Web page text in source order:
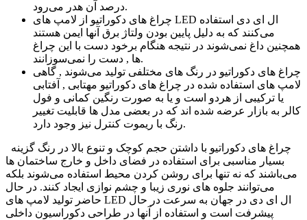
درصد آن هدر می‌رود.
چراغ های دکوراتیو از لامپ های LED ال ای دی استفاده
می‌کنند که به دلیل پایین بودن ولتاژ برق آنها ایمن هستند
همچنین داغ نمی‌شوند در نتیجه هنگام برخود دست با این چراغ
ها , دست را نمی‌سوزانند.
چراغ های دکوراتیو در رنگ های مختلفی تولید می‌شوند , گاهی
لامپ های استفاده شده در چراغ های دکوراتیو مهتابی , آفتابی
یا ترکیبی از هردو است و یا به صورت رنگین کمانی و فول
کالر به بازار عرضه شده اند که در بعضی مدل ها قابلیت تغییر
رنگ با ریموت کنترل نیز وجود دارد.
بسیار مناسبی برای استفاده در فضای داخل و خارج ساختمان ها
می‌باشند که نه تنها برای روشن کردن محیط استفاده می‌شوند بلکه
می‌توانند جلوه های نوری زیبا و چشم نوازی ایجاد کنند. در حال
حاضر تولید لامپ های LED ال ای دی در جهان به سرعت در حال
پیشرفت است و استفاده از آنها در طراحی دکوراسیون داخلی